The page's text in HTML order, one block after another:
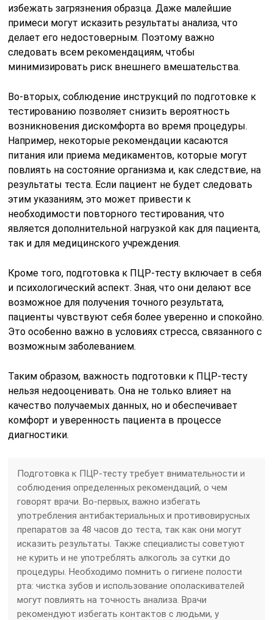
избежать загрязнения образца. Даже малейшие
примеси могут исказить результаты анализа, что
делает его недостоверным. Поэтому важно
следовать всем рекомендациям, чтобы
минимизировать риск внешнего вмешательства.
Во-вторых, соблюдение инструкций по подготовке к
тестированию позволяет снизить вероятность
возникновения дискомфорта во время процедуры.
Например, некоторые рекомендации касаются
питания или приема медикаментов, которые могут
повлиять на состояние организма и, как следствие, на
результаты теста. Если пациент не будет следовать
этим указаниям, это может привести к
необходимости повторного тестирования, что
является дополнительной нагрузкой как для пациента,
так и для медицинского учреждения.
Кроме того, подготовка к ПЦР-тесту включает в себя
и психологический аспект. Зная, что они делают все
возможное для получения точного результата,
пациенты чувствуют себя более уверенно и спокойно.
Это особенно важно в условиях стресса, связанного с
возможным заболеванием.
Таким образом, важность подготовки к ПЦР-тесту
нельзя недооценивать. Она не только влияет на
качество получаемых данных, но и обеспечивает
комфорт и уверенность пациента в процессе
диагностики.
Подготовка к ПЦР-тесту требует внимательности и
соблюдения определенных рекомендаций, о чем
говорят врачи. Во-первых, важно избегать
употребления антибактериальных и противовирусных
препаратов за 48 часов до теста, так как они могут
исказить результаты. Также специалисты советуют
не курить и не употреблять алкоголь за сутки до
процедуры. Необходимо помнить о гигиене полости
рта: чистка зубов и использование ополаскивателей
могут повлиять на точность анализа. Врачи
рекомендуют избегать контактов с людьми, у